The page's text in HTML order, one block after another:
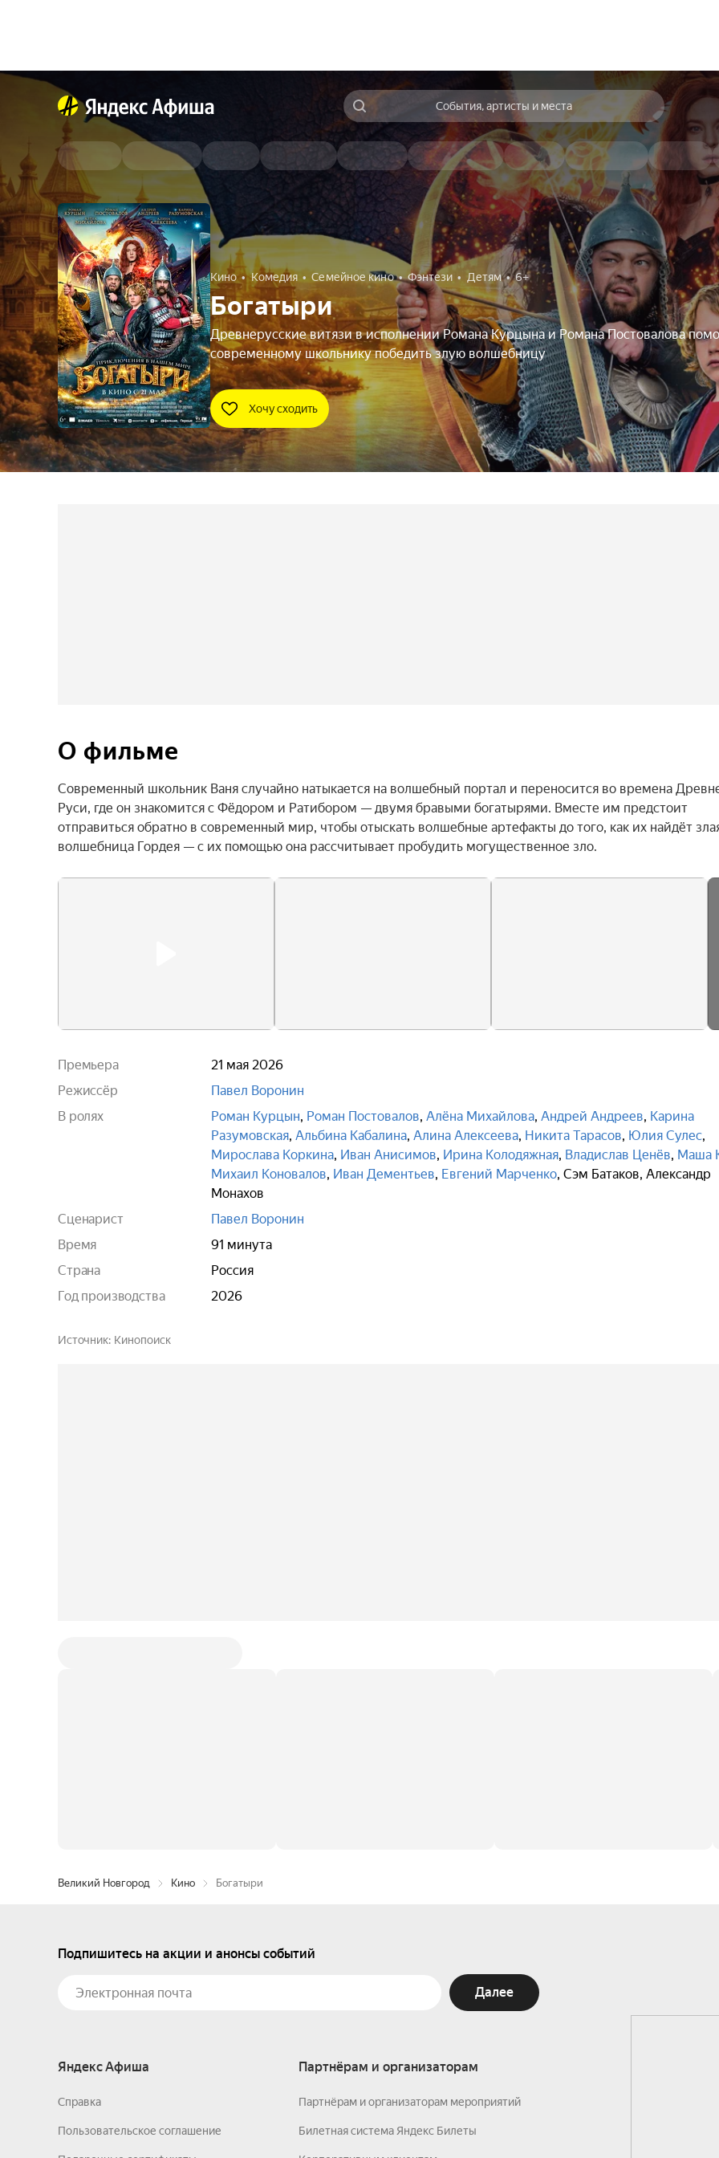
События, артисты и места
Кино Комедия Семейное кино Фэнтези Детям 6+
Богатыри
Древнерусские витязи в исполнении Романа Курцына и Романа Постовалова
современному школьнику победить злую волшебницу
Хочу сходить
О фильме
Современный школьник Ваня случайно натыкается на волшебный портал и переносится во времена
Руси, где он знакомится с Фёдором и Ратибором — двумя бравыми богатырями. Вместе им предстоит
отправиться обратно в современный мир, чтобы отыскать волшебные артефакты до того, как их найдёт
волшебница Гордея — с их помощью она рассчитывает пробудить могущественное зло.
Премьера
21 мая 2026
Режиссёр
Павел Воронин
В ролях
Роман Курцын, Роман Постовалов, Алёна Михайлова, Андрей Андреев, Карина
Разумовская, Альбина Кабалина, Алина Алексеева, Никита Тарасов, Юлия Сулес,
Мирослава Коркина, Иван Анисимов, Ирина Колодяжная, Владислав Ценёв, Маша
Михаил Коновалов, Иван Дементьев, Евгений Марченко, Сэм Батаков, Александр
Монахов
Сценарист
Павел Воронин
Время
91 минута
Страна
Россия
Год производства
2026
Источник Кинопоиск
Великий Новгород Кино Богатыри
Подпишитесь на акции и анонсы событий
Далее
Яндекс Афиша
Справка
Пользовательское соглашение
Партнёрам и организаторам
Партнёрам и организаторам мероприятий
Билетная система Яндекс Билеты